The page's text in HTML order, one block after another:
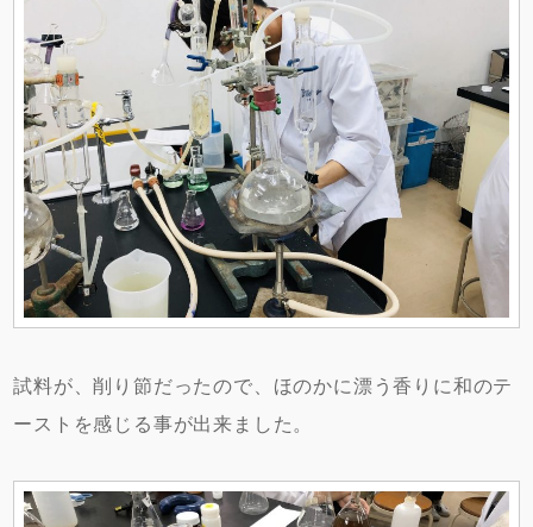
試料が、削り節だったので、ほのかに漂う香りに和のテ
ーストを感じる事が出来ました。